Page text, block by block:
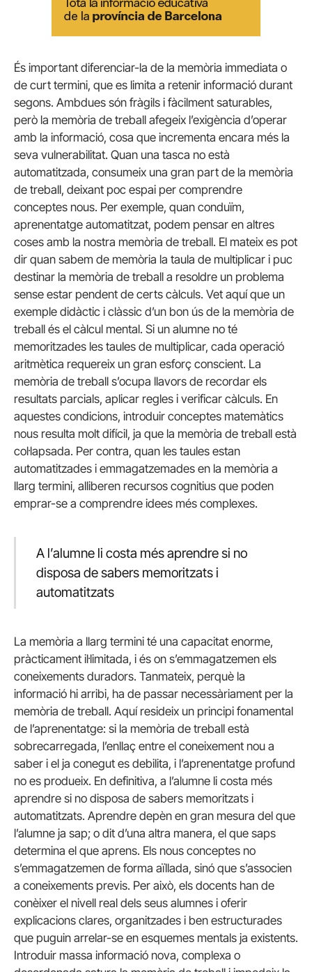
És important diferenciar-la de la memòria immediata o
de curt termini, que es limita a retenir informació durant
segons. Ambdues són fràgils i fàcilment saturables,
però la memòria de treball afegeix l’exigència d’operar
amb la informació, cosa que incrementa encara més la
seva vulnerabilitat. Quan una tasca no està
automatitzada, consumeix una gran part de la memòria
de treball, deixant poc espai per comprendre
conceptes nous. Per exemple, quan conduïm,
aprenentatge automatitzat, podem pensar en altres
coses amb la nostra memòria de treball. El mateix es pot
dir quan sabem de memòria la taula de multiplicar i puc
destinar la memòria de treball a resoldre un problema
sense estar pendent de certs càlculs. Vet aquí que un
exemple didàctic i clàssic d’un bon ús de la memòria de
treball és el càlcul mental. Si un alumne no té
memoritzades les taules de multiplicar, cada operació
aritmètica requereix un gran esforç conscient. La
memòria de treball s’ocupa llavors de recordar els
resultats parcials, aplicar regles i verificar càlculs. En
aquestes condicions, introduir conceptes matemàtics
nous resulta molt difícil, ja que la memòria de treball està
col·lapsada. Per contra, quan les taules estan
automatitzades i emmagatzemades en la memòria a
llarg termini, alliberen recursos cognitius que poden
emprar-se a comprendre idees més complexes.
A l’alumne li costa més aprendre si no
disposa de sabers memoritzats i
automatitzats
La memòria a llarg termini té una capacitat enorme,
pràcticament il·limitada, i és on s’emmagatzemen els
coneixements duradors. Tanmateix, perquè la
informació hi arribi, ha de passar necessàriament per la
memòria de treball. Aquí resideix un principi fonamental
de l’aprenentatge: si la memòria de treball està
sobrecarregada, l’enllaç entre el coneixement nou a
saber i el ja conegut es debilita, i l’aprenentatge profund
no es produeix. En definitiva, a l’alumne li costa més
aprendre si no disposa de sabers memoritzats i
automatitzats. Aprendre depèn en gran mesura del que
l’alumne ja sap; o dit d’una altra manera, el que saps
determina el que aprens. Els nous conceptes no
s’emmagatzemen de forma aïllada, sinó que s’associen
a coneixements previs. Per això, els docents han de
conèixer el nivell real dels seus alumnes i oferir
explicacions clares, organitzades i ben estructurades
que puguin arrelar-se en esquemes mentals ja existents.
Introduir massa informació nova, complexa o